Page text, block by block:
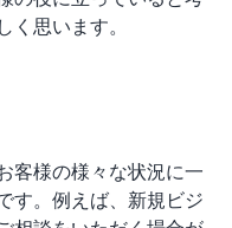
く思います。
客様の様々な状況に一
す。例えば、新規ビジ